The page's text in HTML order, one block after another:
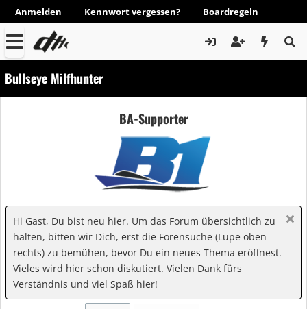
Anmelden Kennwort vergessen? Boardregeln
Bullseye Milfhunter
BA-Supporter
Hi Gast, Du bist neu hier. Um das Forum übersichtlich zu
halten, bitten wir Dich, erst die Forensuche (Lupe oben
rechts) zu bemühen, bevor Du ein neues Thema eröffnest.
Vieles wird hier schon diskutiert. Vielen Dank fürs
Verständnis und viel Spaß hier!